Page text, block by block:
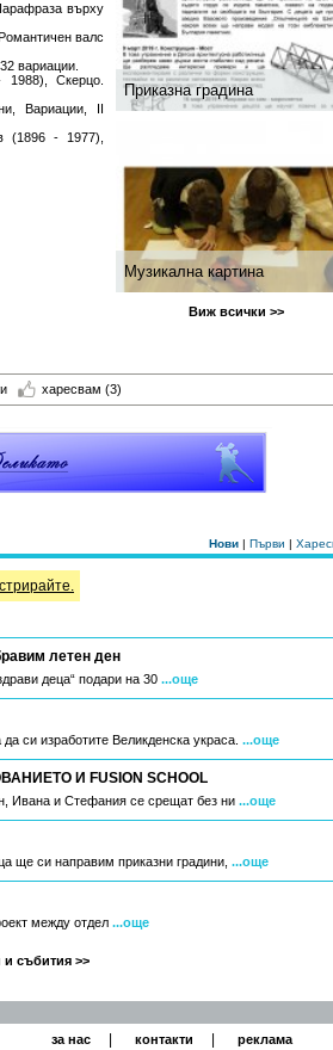
Приказна градина
Музикална картина
Виж всички >>
върху
валс
вариации.
Скерцо.
Вариации, ІІ
(1896 - 1977),
харесвам (3)
Нови | Първи |
летен ден
деца“ подари на 30 ...още
си изработите Великденска украса. ...още
И FUSION SCHOOL
Ивана и Стефания се срещат без ни ...още
ще си направим приказни градини, ...още
между отдел ...още
събития >>
за нас контакти реклама